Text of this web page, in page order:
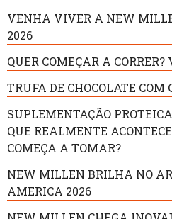
VENHA VIVER A NEW
2026
QUER COMEÇAR A
TRUFA DE CHOCOLATE COM
SUPLEMENTAÇÃO
QUE REALMENTE
COMEÇA A TOMAR?
NEW MILLEN BRILHA NO
AMERICA 2026